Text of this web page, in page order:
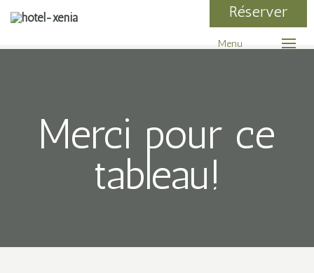
Réserver
Menu
Merci pour ce
tableau!